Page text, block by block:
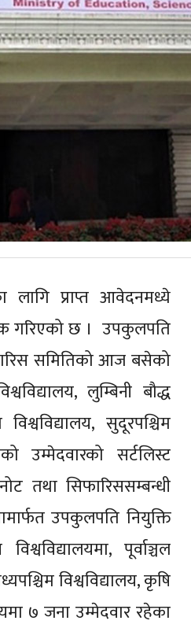
लागि प्राप्त आवेदनमध्ये
गरिएको छ । उपकुलपति
समितिको आज बसेको
लुम्बिनी बौद्ध
सुदूरपश्चिम
उम्मेदवारको सर्टलिस्ट
तथा सिफारिससम्बन्धी
उपकुलपति नियुक्ति
पूर्वाञ्चल
विश्वविद्यालय, कृषि
७ जना उम्मेदवार रहेका